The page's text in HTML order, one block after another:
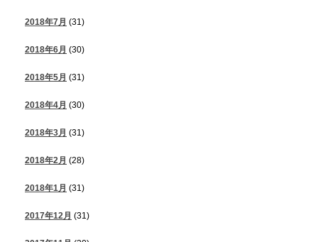
2018年7月 (31)
2018年6月 (30)
2018年5月 (31)
2018年4月 (30)
2018年3月 (31)
2018年2月 (28)
2018年1月 (31)
2017年12月 (31)